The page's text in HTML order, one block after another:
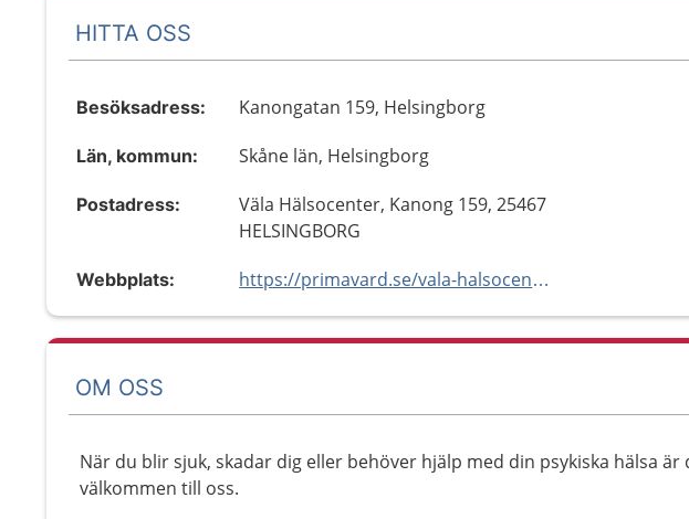
HITTA OSS
Besöksadress: Kanongatan 159, Helsingborg
Län, kommun: Skåne län, Helsingborg
Postadress:
Väla Hälsocenter, Kanong 159, 25467
HELSINGBORG
Webbplats: https://primavard.se/vala-halsocenter
OM OSS
När du blir sjuk, skadar dig eller behöver hjälp med din psykiska hälsa är
välkommen till oss.